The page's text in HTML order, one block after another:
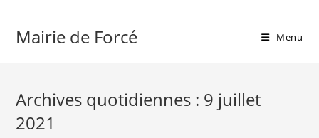
contentMairie de Forcé Menu
Archives quotidiennes : 9 juillet
2021